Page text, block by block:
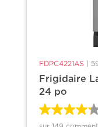
FDPC4221AS
Frigidaire
24 po